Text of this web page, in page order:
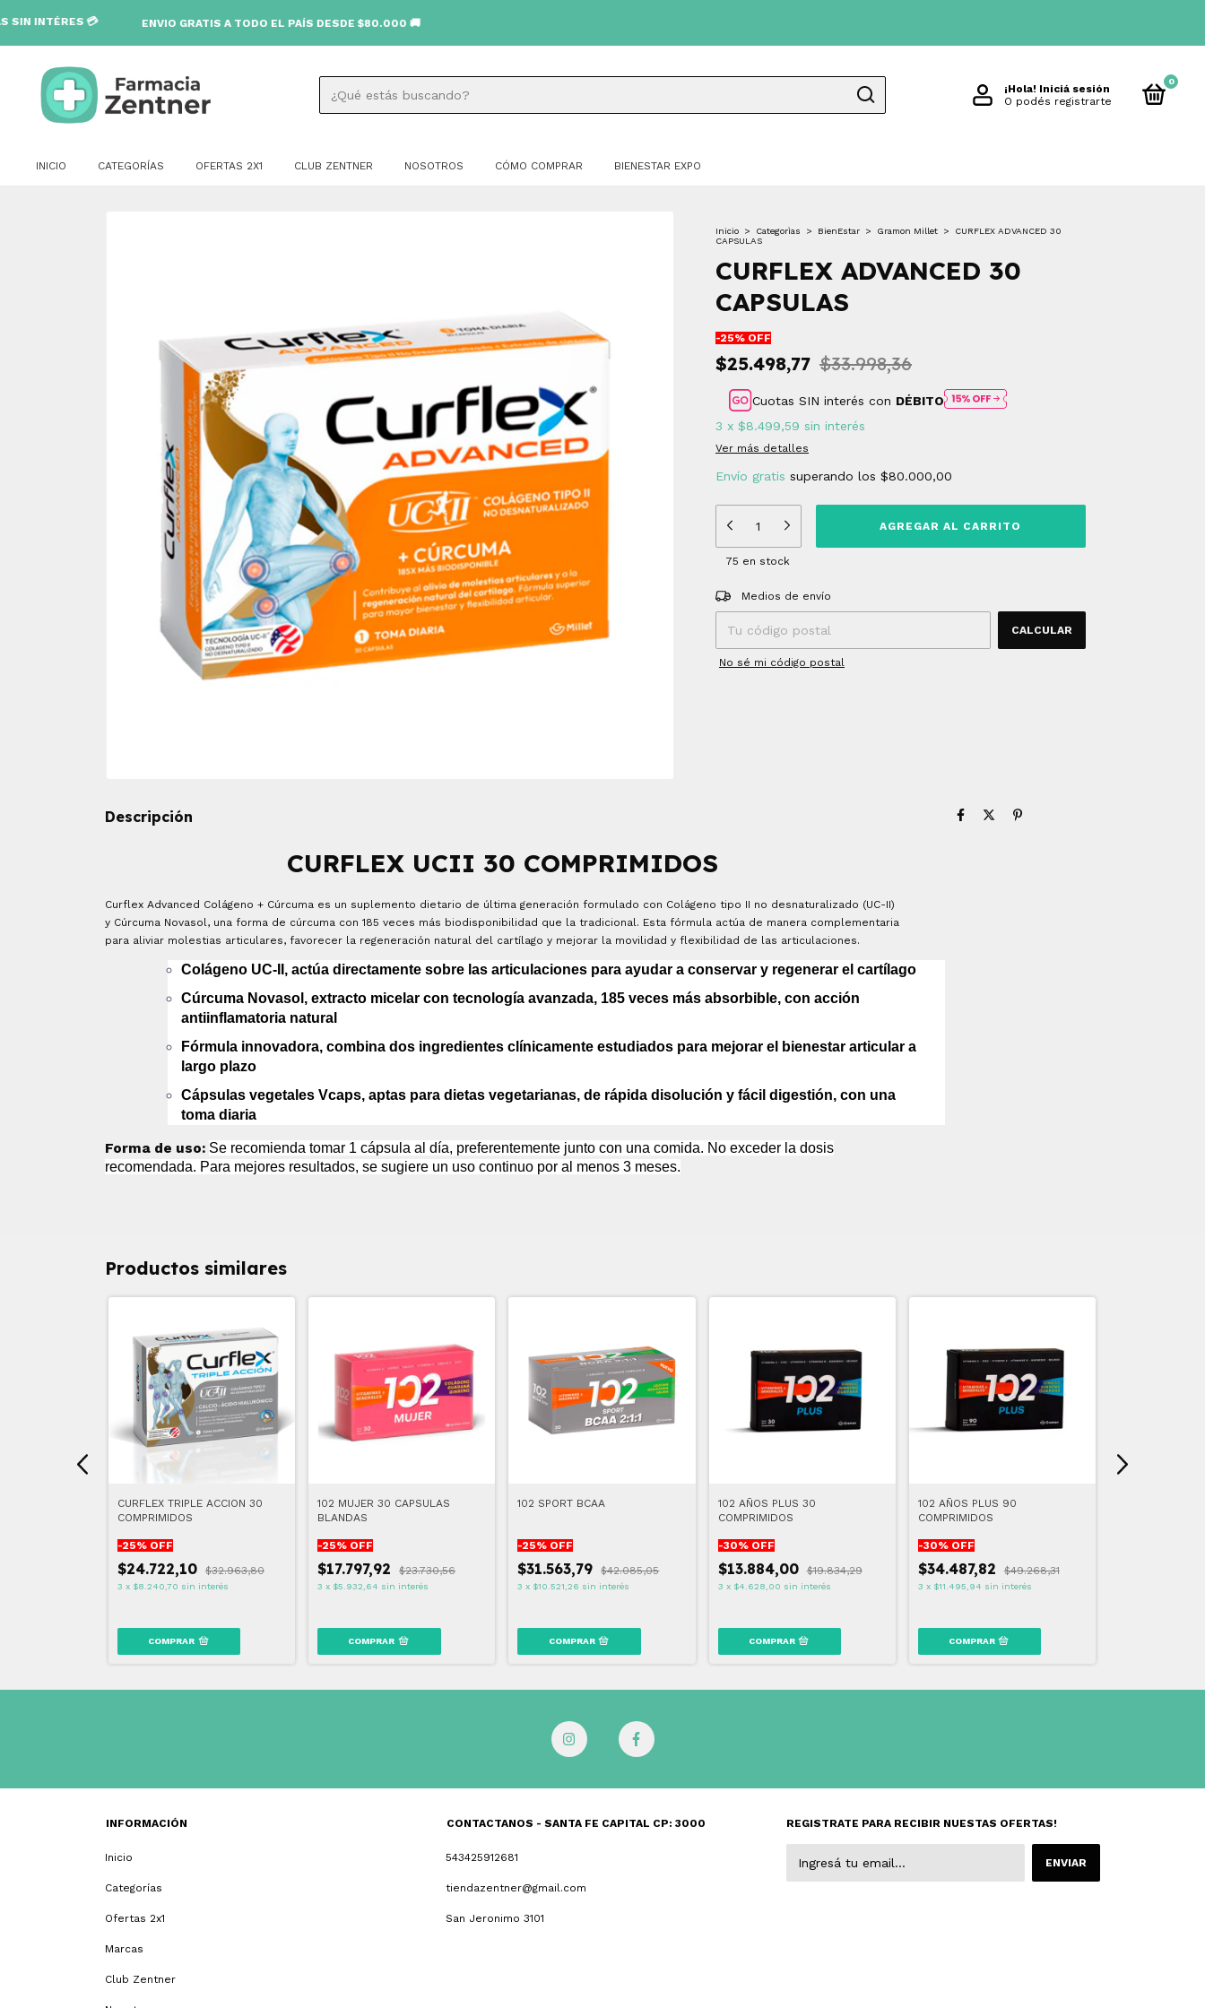
💳 ENVIO GRATIS A TODO EL PAÍS DESDE $80.000 🚚
¡Hola! Iniciá sesión
O podés registrarte
0
INICIO CATEGORÍAS OFERTAS 2X1 CLUB ZENTNER NOSOTROS CÓMO COMPRAR BIENESTAR EXPO
Inicio > Categorìas > BienEstar > Gramon Millet >
CURFLEX ADVANCED 30
CAPSULAS
CURFLEX ADVANCED 30
CAPSULAS
-25% OFF
$25.498,77 $33.998,36
Cuotas SIN interés con DÉBITO
3 x $8.499,59 sin interés
Ver más detalles
Envío gratis superando los $80.000,00
75 en stock
Entregas para el CP:
Medios de envío
CALCULAR
No sé mi código postal
Descripción
CURFLEX UCII 30 COMPRIMIDOS
Curflex Advanced Colágeno + Cúrcuma es un suplemento dietario de última generación formulado con Colágeno tipo II no desnaturalizado (UC-II)
y Cúrcuma Novasol, una forma de cúrcuma con 185 veces más biodisponibilidad que la tradicional. Esta fórmula actúa de manera complementaria
para aliviar molestias articulares, favorecer la regeneración natural del cartílago y mejorar la movilidad y flexibilidad de las articulaciones.
Colágeno UC-II, actúa directamente sobre las articulaciones para ayudar a conservar y regenerar el cartílago
Cúrcuma Novasol, extracto micelar con tecnología avanzada, 185 veces más absorbible, con acción
antiinflamatoria natural
Fórmula innovadora, combina dos ingredientes clínicamente estudiados para mejorar el bienestar articular a
largo plazo
Cápsulas vegetales Vcaps, aptas para dietas vegetarianas, de rápida disolución y fácil digestión, con una
toma diaria
Forma de uso: Se recomienda tomar 1 cápsula al día, preferentemente junto con una comida. No exceder la dosis
recomendada. Para mejores resultados, se sugiere un uso continuo por al menos 3 meses.
Productos similares
CURFLEX TRIPLE ACCION 30
COMPRIMIDOS
-25% OFF
$24.722,10 $32.963,80
3 x $8.240,70 sin interés
102 MUJER 30 CAPSULAS
BLANDAS
-25% OFF
$17.797,92 $23.730,56
3 x $5.932,64 sin interés
102 SPORT BCAA
-25% OFF
$31.563,79 $42.085,05
3 x $10.521,26 sin interés
102 AÑOS PLUS 30
COMPRIMIDOS
-30% OFF
$13.884,00 $19.834,29
3 x $4.628,00 sin interés
102 AÑOS PLUS 90
COMPRIMIDOS
-30% OFF
$34.487,82 $49.268,31
3 x $11.495,94 sin interés
INFORMACIÓN
Inicio
Categorías
Ofertas 2x1
Marcas
Club Zentner
CONTACTANOS - SANTA FE CAPITAL CP: 3000
543425912681
tiendazentner@gmail.com
San Jeronimo 3101
REGISTRATE PARA RECIBIR NUESTAS OFERTAS!